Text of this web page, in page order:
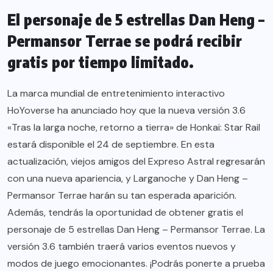
El personaje de 5 estrellas Dan Heng –
Permansor Terrae se podrá recibir
gratis por tiempo limitado.
La marca mundial de entretenimiento interactivo
HoYoverse ha anunciado hoy que la nueva versión 3.6
«Tras la larga noche, retorno a tierra» de Honkai: Star Rail
estará disponible el 24 de septiembre. En esta
actualización, viejos amigos del Expreso Astral regresarán
con una nueva apariencia, y Larganoche y Dan Heng –
Permansor Terrae harán su tan esperada aparición.
Además, tendrás la oportunidad de obtener gratis el
personaje de 5 estrellas Dan Heng – Permansor Terrae. La
versión 3.6 también traerá varios eventos nuevos y
modos de juego emocionantes. ¡Podrás ponerte a prueba